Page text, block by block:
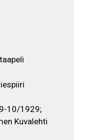
10/1929;
Kuvalehti